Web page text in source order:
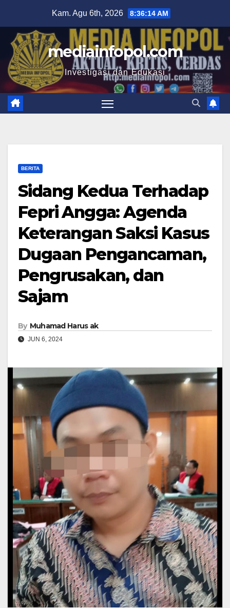
content
Kam. Agu 6th, 2026 8:36:15 AM
mediainfopol.com
Investigasi dan Edukasi
BERITA
Sidang Kedua Terhadap
Fepri Angga: Agenda
Keterangan Saksi Kasus
Dugaan Pengancaman,
Pengrusakan, dan
Sajam
By Muhamad Harus ak
JUN 6, 2024